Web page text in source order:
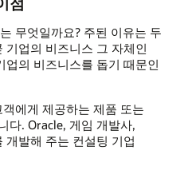
무엇일까요? 주된 이유는 두
기업의 비즈니스 그 자체인
의 비즈니스를 돕기 때문인
에게 제공하는 제품 또는
다. Oracle, 게임 개발사,
개발해 주는 컨설팅 기업